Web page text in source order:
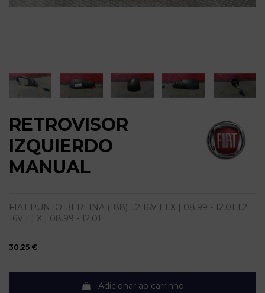
RETROVISOR
IZQUIERDO
MANUAL
FIAT PUNTO BERLINA (188) 1.2 16V ELX | 08.99 - 12.01 1.2
16V ELX | 08.99 - 12.01
30,25 €
Adicionar ao carrinho